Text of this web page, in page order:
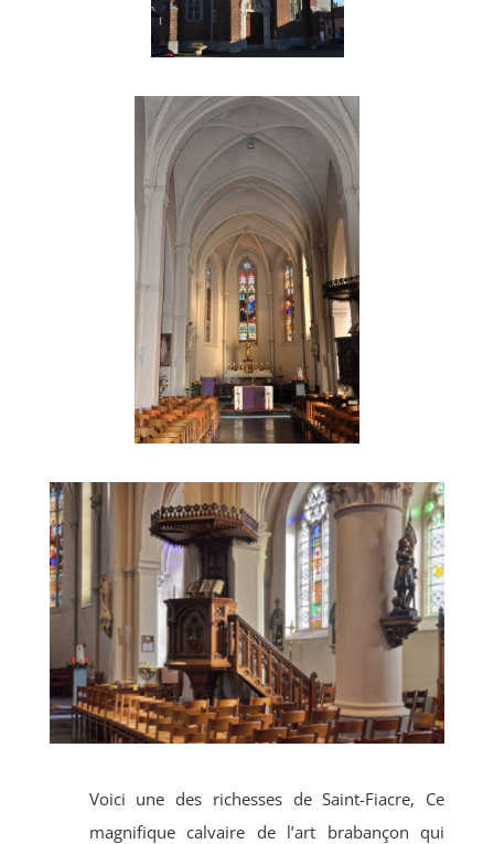
Voici une des richesses de Saint-Fiacre, Ce
magnifique calvaire de l’art brabançon qui